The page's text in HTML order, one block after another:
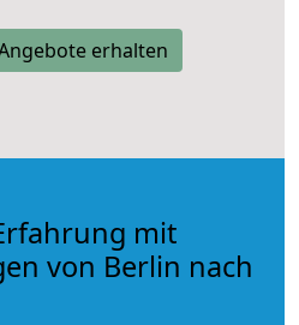
erhalten
mit
von Berlin nach